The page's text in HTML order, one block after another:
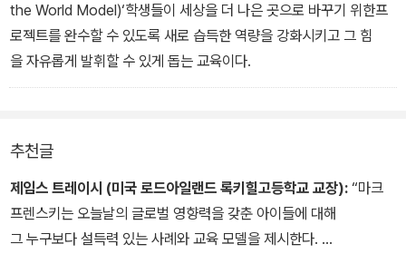
the World Model)‘학생들이 세상을 더 나은 곳으로 바꾸기 위한프
로젝트를 완수할 수 있도록 새로 습득한 역량을 강화시키고 그 힘
을 자유롭게 발휘할 수 있게 돕는 교육이다.
추천글
제임스 트레이시 (미국 로드아일랜드 록키힐고등학교 교장): “마크
프렌스키는 오늘날의 글로벌 영향력을 갖춘 아이들에 대해
그 누구보다 설득력 있는 사례와 교육 모델을 제시한다.